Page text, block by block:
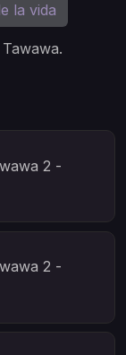
la vida
2 -
2 -